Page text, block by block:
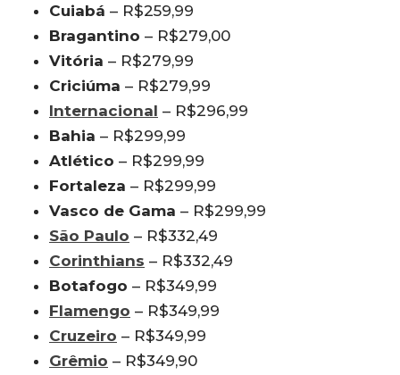
Cuiabá – R$259,99
Bragantino – R$279,00
Vitória – R$279,99
Criciúma – R$279,99
Internacional – R$296,99
Bahia – R$299,99
Atlético – R$299,99
Fortaleza – R$299,99
Vasco de Gama – R$299,99
São Paulo – R$332,49
Corinthians – R$332,49
Botafogo – R$349,99
Flamengo – R$349,99
Cruzeiro – R$349,99
Grêmio – R$349,90